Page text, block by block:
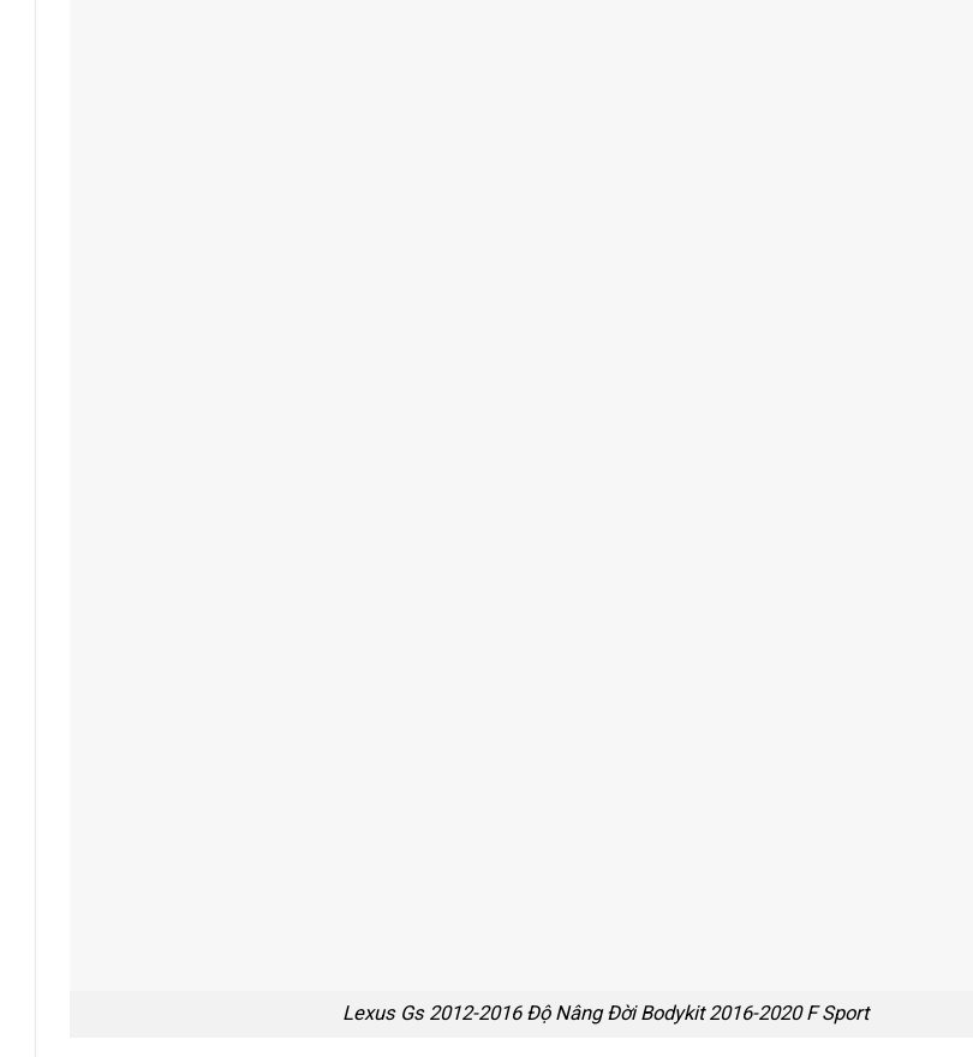
Lexus Gs 2012-2016 Độ Nâng Đời Bodykit 2016-2020 F Sport